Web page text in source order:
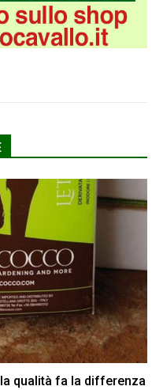
la qualità fa la differenza